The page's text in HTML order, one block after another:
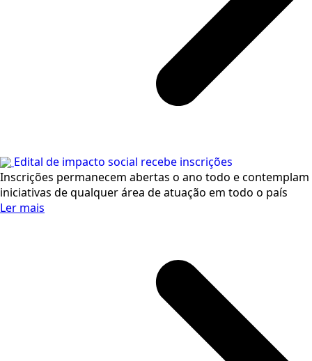
Edital de impacto social recebe inscrições
Inscrições permanecem abertas o ano todo e contemplam
iniciativas de qualquer área de atuação em todo o país
Ler mais